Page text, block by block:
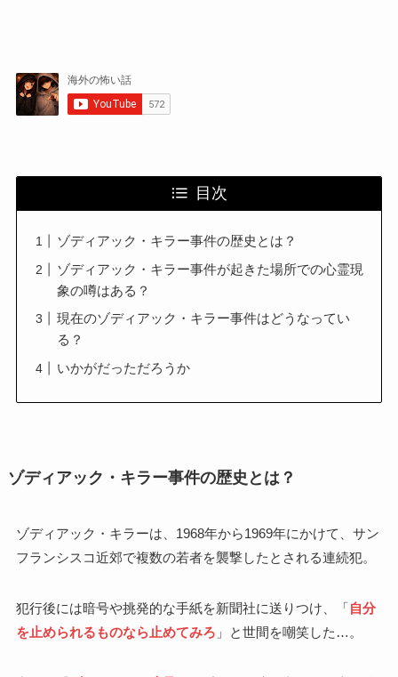
目次
ゾディアック・キラー事件の歴史とは？
ゾディアック・キラー事件が起きた場所での心霊現
象の噂はある？
現在のゾディアック・キラー事件はどうなってい
る？
いかがだっただろうか
ゾディアック・キラー事件の歴史とは？
ゾディアック・キラーは、1968年から1969年にかけて、サン
フランシスコ近郊で複数の若者を襲撃したとされる連続犯。
犯行後には暗号や挑発的な手紙を新聞社に送りつけ、「自分
を止められるものなら止めてみろ 」と世間を嘲笑した…。